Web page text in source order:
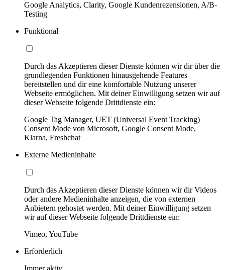
Google Analytics, Clarity, Google Kundenrezensionen, A/B-
Testing
Funktional
Durch das Akzeptieren dieser Dienste können wir dir über die
grundlegenden Funktionen hinausgehende Features
bereitstellen und dir eine komfortable Nutzung unserer
Webseite ermöglichen. Mit deiner Einwilligung setzen wir auf
dieser Webseite folgende Drittdienste ein:
Google Tag Manager, UET (Universal Event Tracking)
Consent Mode von Microsoft, Google Consent Mode,
Klarna, Freshchat
Externe Medieninhalte
Durch das Akzeptieren dieser Dienste können wir dir Videos
oder andere Medieninhalte anzeigen, die von externen
Anbietern gehostet werden. Mit deiner Einwilligung setzen
wir auf dieser Webseite folgende Drittdienste ein:
Vimeo, YouTube
Erforderlich